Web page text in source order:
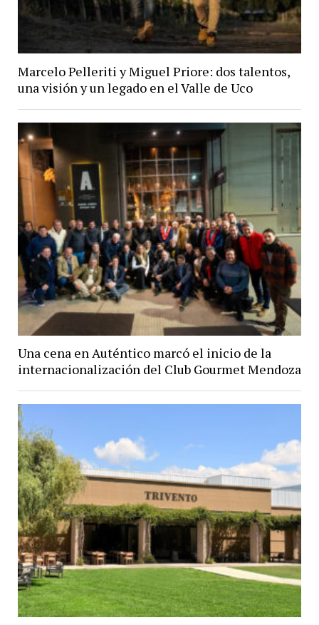
Marcelo Pelleriti y Miguel Priore: dos talentos,
una visión y un legado en el Valle de Uco
Una cena en Auténtico marcó el inicio de la
internacionalización del Club Gourmet Mendoza